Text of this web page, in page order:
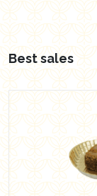
Best sales